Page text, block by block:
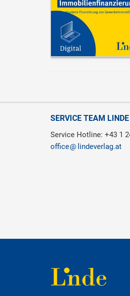
SERVICE TEAM LINDE
Service Hotline: +43 1
office
lindeverlag.at